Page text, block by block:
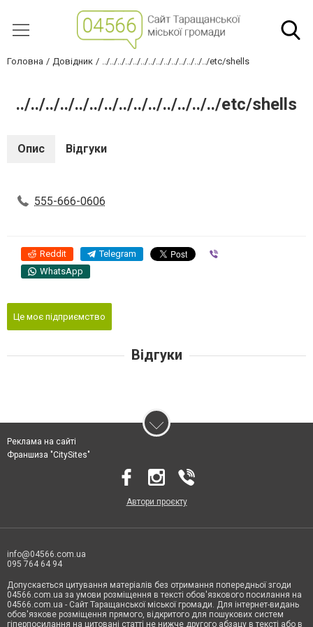
Головна Довідник ../../../../../../../../../../../../../../etc/shells
../../../../../../../../../../../../../../etc/shells
Опис Відгуки
555-666-0606
Reddit Telegram
WhatsApp
Це моє підприємство
Відгуки
Реклама на сайті
Франшиза "CitySites"
Автори проєкту
info@04566.com.ua
095 764 64 94
Допускається цитування матеріалів без отримання попередньої згоди
04566.com.ua за умови розміщення в тексті обов'язкового посилання на
04566.com.ua - Cайт Таращанської міської громади. Для інтернет-видань
обов'язкове розміщення прямого, відкритого для пошукових систем
гіперпосилання на цитовані статті не нижче другого абзацу в тексті або в